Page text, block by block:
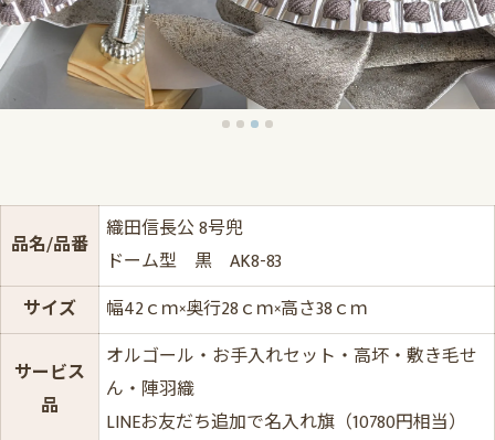
品名/品番
織田信長公 8号兜
ドーム型 黒 AK8-83
サイズ
幅42ｃｍ×奥行28ｃｍ×高さ38ｃｍ
サービス
品
オルゴール・お手入れセット・高坏・敷き毛せ
ん・陣羽織
LINEお友だち追加で名入れ旗（10780円相当）